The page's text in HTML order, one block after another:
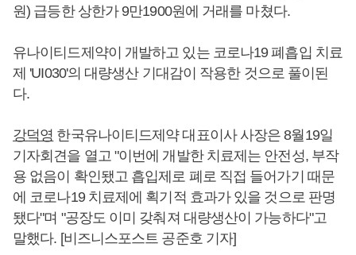
원) 급등한 상한가 9만1900원에 거래를 마쳤다.
유나이티드제약이 개발하고 있는 코로나19 폐흡입 치료
제 'UI030'의 대량생산 기대감이 작용한 것으로 풀이된
다.
강덕영 한국유나이티드제약 대표이사 사장은 8월19일
기자회견을 열고 "이번에 개발한 치료제는 안전성, 부작
용 없음이 확인됐고 흡입제로 폐로 직접 들어가기 때문
에 코로나19 치료제에 획기적 효과가 있을 것으로 판명
됐다"며 "공장도 이미 갖춰져 대량생산이 가능하다"고
말했다. [비즈니스포스트 공준호 기자]